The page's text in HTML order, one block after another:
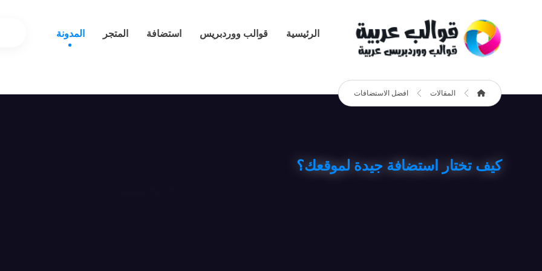
الرئيسية قوالب ووردبريس استضافة المتجر المدونة
المقالات افضل الاستضافات
ﻛﻴﻒ ﺗﺨﺘﺎر اﺳﺘﻀﺎﻓﺔ جيدة لموقعك؟